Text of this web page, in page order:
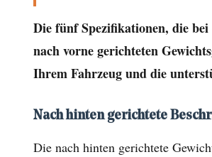
Was
sind
Spezifikationen,
beim
Die fünf Spezifikationen, die
nach vorne gerichteten
Ihrem Fahrzeug und die
Nach hinten gerichtete
Die nach hinten gerichtete